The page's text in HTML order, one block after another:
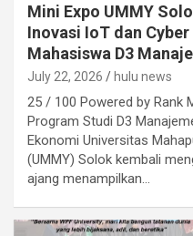
Mini Expo UMMY
Inovasi IoT dan
Mahasiswa D3
July 22, 2026 hulu news
25 / 100 Powered by Rank
Program Studi D3
Ekonomi Universitas
(UMMY) Solok kembali
ajang menampilkan…